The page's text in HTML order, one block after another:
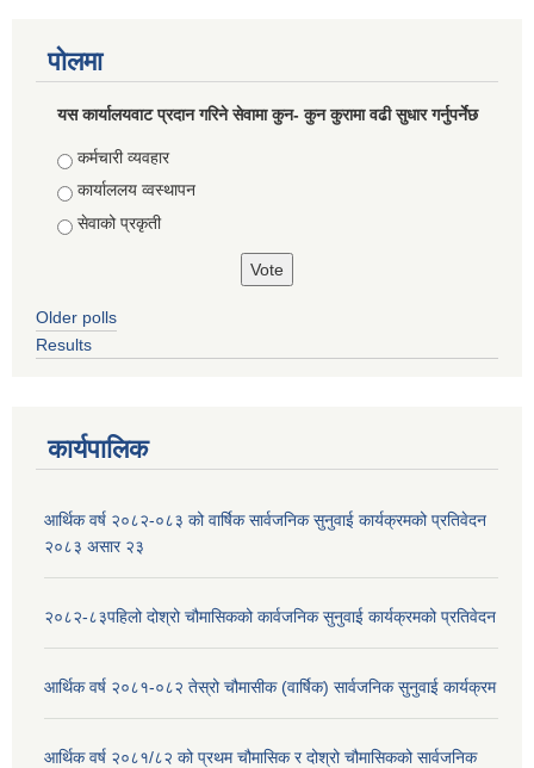
पोलमा
यस कार्यालयवाट प्रदान गरिने सेवामा कुन- कुन कुरामा वढी सुधार गर्नुपर्नेछ
Choices
कर्मचारी व्यवहार
कार्याललय व्वस्थापन
सेवाको प्रकृती
Older polls
Results
कार्यपालिक
आर्थिक वर्ष २०८२-०८३ को वार्षिक सार्वजनिक सुनुवाई कार्यक्रमको प्रतिवेदन
२०८३ असार २३
२०८२-८३पहिलो दोश्रो चौमासिकको कार्वजनिक सुनुवाई कार्यक्रमको प्रतिवेदन
आर्थिक वर्ष २०८१-०८२ तेस्रो चौमासीक (वार्षिक) सार्वजनिक सुनुवाई कार्यक्रम
आर्थिक वर्ष २०८१/८२ को प्रथम चौमासिक र दोश्रो चौमासिकको सार्वजनिक